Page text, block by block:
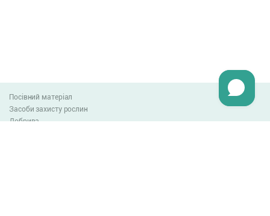
Посівний матеріал
Засоби захисту рослин
Добрива